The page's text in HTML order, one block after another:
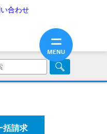
合わせ
医療業界
括請求